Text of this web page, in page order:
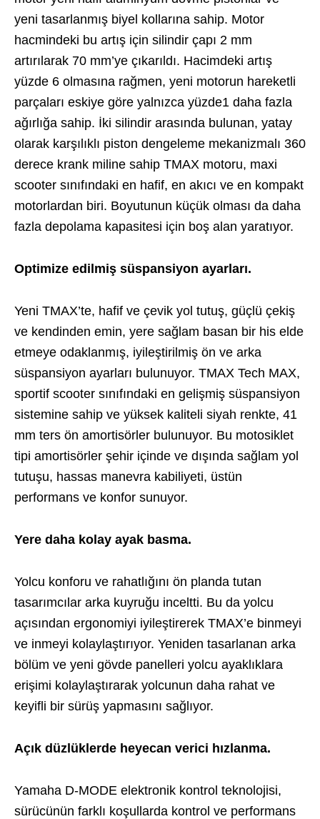
yeni tasarlanmış biyel kollarına sahip. Motor
hacmindeki bu artış için silindir çapı 2 mm
artırılarak 70 mm’ye çıkarıldı. Hacimdeki artış
yüzde 6 olmasına rağmen, yeni motorun hareketli
parçaları eskiye göre yalnızca yüzde1 daha fazla
ağırlığa sahip. İki silindir arasında bulunan, yatay
olarak karşılıklı piston dengeleme mekanizmalı 360
derece krank miline sahip TMAX motoru, maxi
scooter sınıfındaki en haﬁf, en akıcı ve en kompakt
motorlardan biri. Boyutunun küçük olması da daha
fazla depolama kapasitesi için boş alan yaratıyor.
Optimize edilmiş süspansiyon ayarları.
Yeni TMAX’te, haﬁf ve çevik yol tutuş, güçlü çekiş
ve kendinden emin, yere sağlam basan bir his elde
etmeye odaklanmış, iyileştirilmiş ön ve arka
süspansiyon ayarları bulunuyor. TMAX Tech MAX,
sportif scooter sınıfındaki en gelişmiş süspansiyon
sistemine sahip ve yüksek kaliteli siyah renkte, 41
mm ters ön amortisörler bulunuyor. Bu motosiklet
tipi amortisörler şehir içinde ve dışında sağlam yol
tutuşu, hassas manevra kabiliyeti, üstün
performans ve konfor sunuyor.
Yere daha kolay ayak basma.
Yolcu konforu ve rahatlığını ön planda tutan
tasarımcılar arka kuyruğu inceltti. Bu da yolcu
açısından ergonomiyi iyileştirerek TMAX’e binmeyi
ve inmeyi kolaylaştırıyor. Yeniden tasarlanan arka
bölüm ve yeni gövde panelleri yolcu ayaklıklara
erişimi kolaylaştırarak yolcunun daha rahat ve
keyiﬂi bir sürüş yapmasını sağlıyor.
Açık düzlüklerde heyecan verici hızlanma.
Yamaha D-MODE elektronik kontrol teknolojisi,
sürücünün farklı koşullarda kontrol ve performans